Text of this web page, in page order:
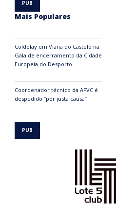
Mais Populares
Coldplay em Viana do Castelo na
Gala de encerramento da Cidade
Europeia do Desporto
Coordenador técnico da AFVC é
despedido “por justa causa”